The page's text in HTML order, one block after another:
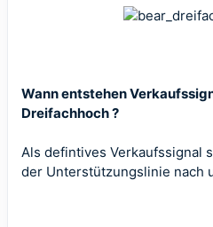
Wann entstehen
Dreifachhoch ?
Als defintives Verkaufssignal
der Unterstützungslinie nach